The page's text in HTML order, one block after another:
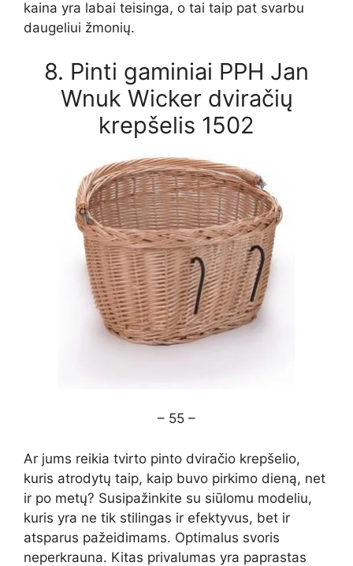
kaina yra labai teisinga, o tai taip pat svarbu
daugeliui žmonių.
8. Pinti gaminiai PPH Jan
Wnuk Wicker dviračių
krepšelis 1502
– 55 –
Ar jums reikia tvirto pinto dviračio krepšelio,
kuris atrodytų taip, kaip buvo pirkimo dieną, net
ir po metų? Susipažinkite su siūlomu modeliu,
kuris yra ne tik stilingas ir efektyvus, bet ir
atsparus pažeidimams. Optimalus svoris
neperkrauna. Kitas privalumas yra paprastas